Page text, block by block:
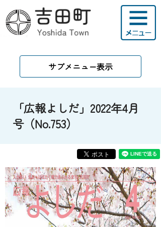
サブメニュー表示
「広報よしだ」2022年4月
号（No.753）